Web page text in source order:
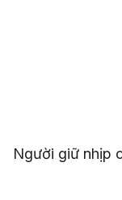
Người giữ nhịp